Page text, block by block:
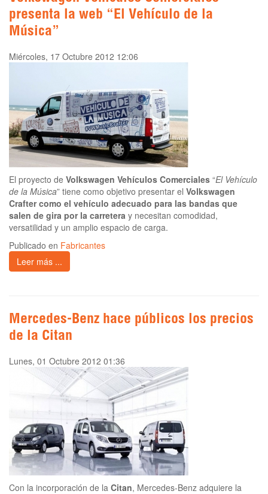
presenta la web “El Vehículo de la
Música”
Miércoles, 17 Octubre 2012 12:06
El proyecto de Volkswagen Vehículos Comerciales “El Vehículo
de la Música” tiene como objetivo presentar el Volkswagen
Crafter como el vehículo adecuado para las bandas que
salen de gira por la carretera y necesitan comodidad,
versatilidad y un amplio espacio de carga.
Publicado en Fabricantes
Leer más ...
Mercedes-Benz hace públicos los precios
de la Citan
Lunes, 01 Octubre 2012 01:36
Con la incorporación de la Citan, Mercedes-Benz adquiere la